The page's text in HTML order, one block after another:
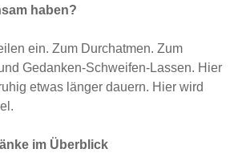
haben?
ein. Zum Durchatmen. Zum
Gedanken-Schweifen-Lassen. Hier
etwas länger dauern. Hier wird
im Überblick